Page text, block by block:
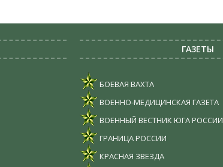
ГАЗЕТЫ
БОЕВАЯ ВАХТА
ВОЕННО-МЕДИЦИНСКАЯ ГАЗЕТА
ВОЕННЫЙ ВЕСТНИК ЮГА РОССИИ
ГРАНИЦА РОССИИ
КРАСНАЯ ЗВЕЗДА